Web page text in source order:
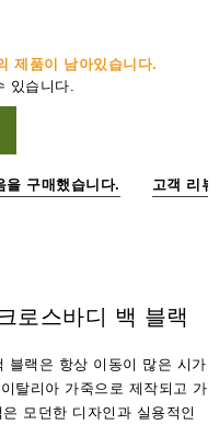
제품이 남아있습니다.
있습니다.
을 구매했습니다. 고객 리뷰
로스바디 백 블랙
블랙은 항상 이동이 많은 시가
탈리아 가죽으로 제작되고 가
모던한 디자인과 실용적인